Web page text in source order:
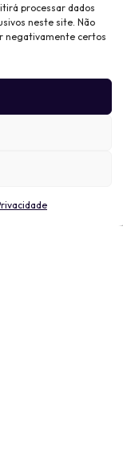
processar dados
neste site. Não
negativamente certos